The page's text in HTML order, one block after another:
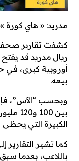
مدريد: « هاي كورة »
كشفت تقارير
ريال مدريد قد
أوروبية كبرى، في
بيعه.
وبحسب “الآس”،
بين
الكبيرة التي يحظى
كما تشير
باللاعب، بعدما